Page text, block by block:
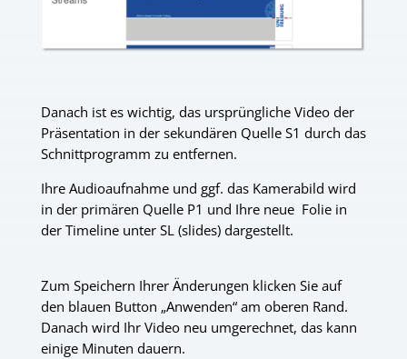
Danach ist es wichtig, das ursprüngliche Video der
Präsentation in der sekundären Quelle S1 durch das
Schnittprogramm zu entfernen.
Ihre Audioaufnahme und ggf. das Kamerabild wird
in der primären Quelle P1 und Ihre neue Folie in
der Timeline unter SL (slides) dargestellt.
Zum Speichern Ihrer Änderungen klicken Sie auf
den blauen Button „Anwenden“ am oberen Rand.
Danach wird Ihr Video neu umgerechnet, das kann
einige Minuten dauern.